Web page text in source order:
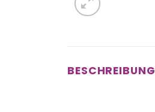
BESCHREIBUNG